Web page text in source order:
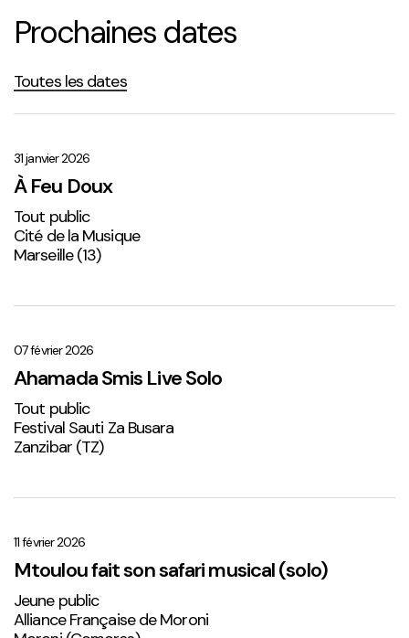
Prochaines dates
Toutes les dates
Doux
31 janvier 2026
À Feu Doux
Tout public
Cité de la Musique
Marseille (13)
Live
Solo
1
07 février 2026
Ahamada Smis Live Solo
Tout public
Festival Sauti Za Busara
Zanzibar (TZ)
son
safari
musical
(solo)
11 février 2026
Mtoulou fait son safari musical (solo)
Jeune public
Alliance Française de Moroni